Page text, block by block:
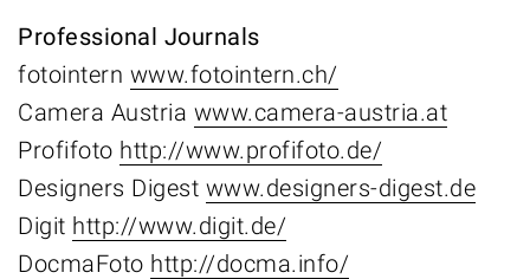
Professional Journals
fotointern www.fotointern.ch/
Camera Austria www.camera-austria.at
Profifoto http://www.profifoto.de/
Designers Digest www.designers-digest.de
Digit http://www.digit.de/
DocmaFoto http://docma.info/